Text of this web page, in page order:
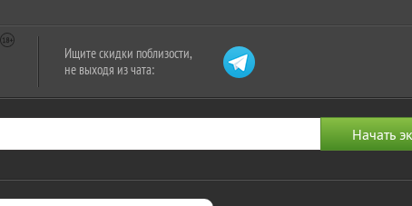
Ищите скидки поблизости,
не выходя из чата: